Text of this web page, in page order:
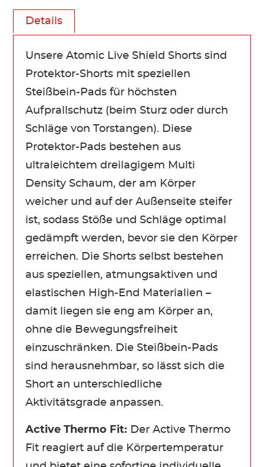
Details
Unsere Atomic Live Shield Shorts sind
Protektor-Shorts mit speziellen
Steißbein-Pads für höchsten
Aufprallschutz (beim Sturz oder durch
Schläge von Torstangen). Diese
Protektor-Pads bestehen aus
ultraleichtem dreilagigem Multi
Density Schaum, der am Körper
weicher und auf der Außenseite steifer
ist, sodass Stöße und Schläge optimal
gedämpft werden, bevor sie den Körper
erreichen. Die Shorts selbst bestehen
aus speziellen, atmungsaktiven und
elastischen High-End Materialien –
damit liegen sie eng am Körper an,
ohne die Bewegungsfreiheit
einzuschränken. Die Steißbein-Pads
sind herausnehmbar, so lässt sich die
Short an unterschiedliche
Aktivitätsgrade anpassen.
Active Thermo Fit: Der Active Thermo
Fit reagiert auf die Körpertemperatur